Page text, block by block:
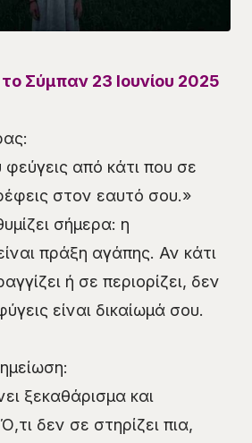
Σύμπαν 23 Ιουνίου 2025
από κάτι που σε
στον εαυτό σου.»
σήμερα: η
πράξη αγάπης. Αν κάτι
ή σε περιορίζει, δεν
είναι δικαίωμά σου.
ξεκαθάρισμα και
δεν σε στηρίζει πια,